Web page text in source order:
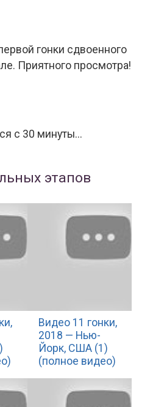
гонки сдвоенного
Приятного просмотра!
с 30 минуты...
этапов
Видео 11 гонки,
2018 — Нью-
Йорк, США (1)
(полное видео)